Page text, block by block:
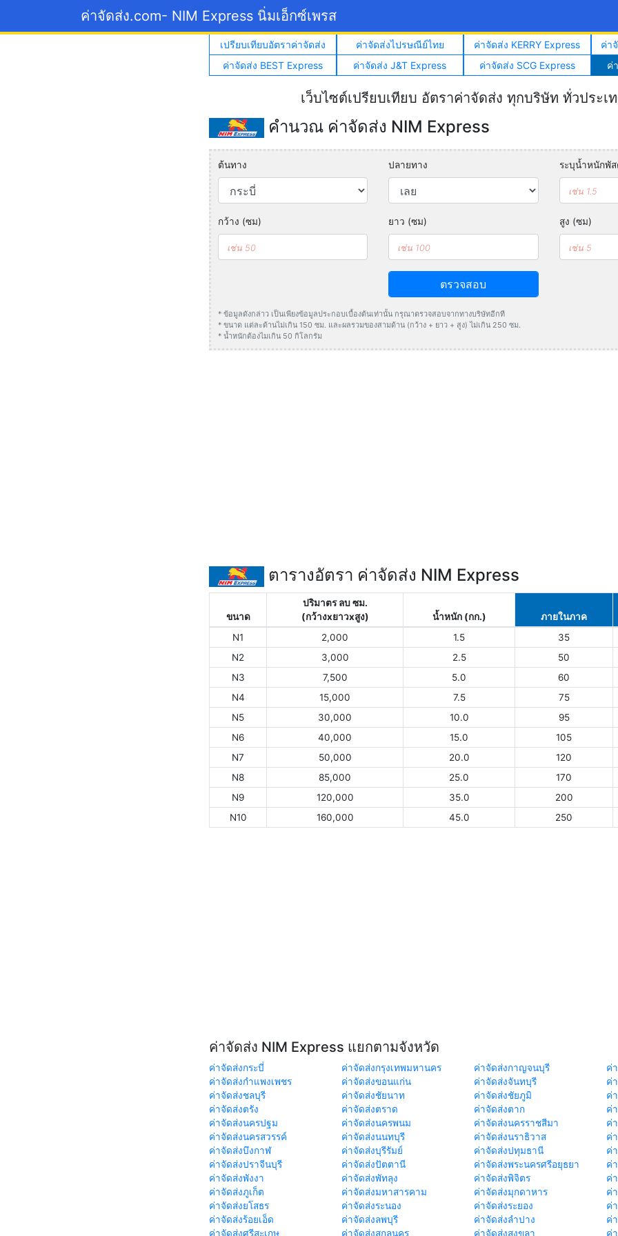
ค่าจัดส่ง.com- NIM Express นิ่มเอ็กซ์เพรส
เปรียบเทียบอัตราค่าจัดส่ง ค่าจัดส่งไปรษณีย์ไทย ค่าจัดส่ง KERRY Express
ค่า
ค่าจัดส่ง BEST Express
ค่าจัดส่ง J&T Express ค่าจัดส่ง SCG Express ค่
เว็บไซต์เปรียบเทียบ อัตราค่าจัดส่ง ทุกบริษัท ทั่วประเ
คำนวณ ค่าจัดส่ง NIM Express
ต้นทาง ปลายทาง ระบุน้ำหนักพั
กว้าง (ซม) ยาว (ซม) สูง (ซม)
ตรวจสอบ
* ข้อมูลดังกล่าว เป็นเพียงข้อมูลประกอบเบื้องต้นเท่านั้น กรุณาตรวจสอบจากทางบริษัทอีกที
* ขนาด แต่ละด้านไม่เกิน 150 ซม. และผลรวมของสามด้าน (กว้าง + ยาว + สูง) ไม่เกิน 250 ซม.
* น้ำหนักต้องไมเกิน 50 กิโลกรัม
ตารางอัตรา ค่าจัดส่ง NIM Express
ขนาด
ปริมาตร ลบ ซม.
(กว้างxยาวxสูง)
น้ำหนัก (กก.) ภายในภาค
N1
2,000 1.5 35
N2
3,000 2.5 50
N3
7,500 5.0 60
N4
15,000 7.5 75
N5
30,000 10.0 95
N6
40,000 15.0 105
N7
50,000 20.0 120
N8
85,000 25.0 170
N9
120,000 35.0 200
N10
160,000 45.0 250
ค่าจัดส่ง NIM Express แยกตามจังหวัด
ค่าจัดส่งกระบี่ ค่าจัดส่งกรุงเทพมหานคร ค่าจัดส่งกาญจนบุรี
ค่
ค่าจัดส่งกำแพงเพชร
ค่าจัดส่งขอนแก่น ค่าจัดส่งจันทบุรี
ค่
ค่าจัดส่งชลบุรี
ค่าจัดส่งชัยนาท ค่าจัดส่งชัยภูมิ
ค่
ค่าจัดส่งตรัง
ค่าจัดส่งตราด ค่าจัดส่งตาก
ค่
ค่าจัดส่งนครปฐม
ค่าจัดส่งนครพนม ค่าจัดส่งนครราชสีมา
ค่
ค่าจัดส่งนครสวรรค์
ค่าจัดส่งนนทบุรี ค่าจัดส่งนราธิวาส
ค่
ค่าจัดส่งบึงกาฬ
ค่าจัดส่งบุรีรัมย์ ค่าจัดส่งปทุมธานี
ค่
ค่าจัดส่งปราจีนบุรี
ค่าจัดส่งปัตตานี ค่าจัดส่งพระนครศรีอยุธยา
ค่
ค่าจัดส่งพังงา
ค่าจัดส่งพัทลุง ค่าจัดส่งพิจิตร
ค่
ค่าจัดส่งภูเก็ต
ค่าจัดส่งมหาสารคาม ค่าจัดส่งมุกดาหาร
ค่
ค่าจัดส่งยโสธร
ค่าจัดส่งระนอง ค่าจัดส่งระยอง
ค่
ค่าจัดส่งร้อยเอ็ด
ค่าจัดส่งลพบุรี ค่าจัดส่งลำปาง
ค่
ค่าจัดส่งศรีสะเกษ
ค่าจัดส่งสกลนคร ค่าจัดส่งสงขลา ค่